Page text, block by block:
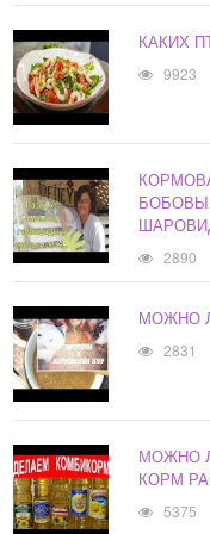
КАКИХ
9923
2890
МОЖНО
2831
МОЖНО
КОРМ
5375